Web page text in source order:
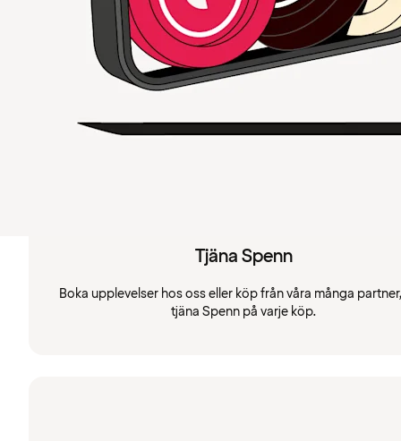
Tjäna Spenn
Boka upplevelser hos oss eller köp från våra många
tjäna Spenn på varje köp.